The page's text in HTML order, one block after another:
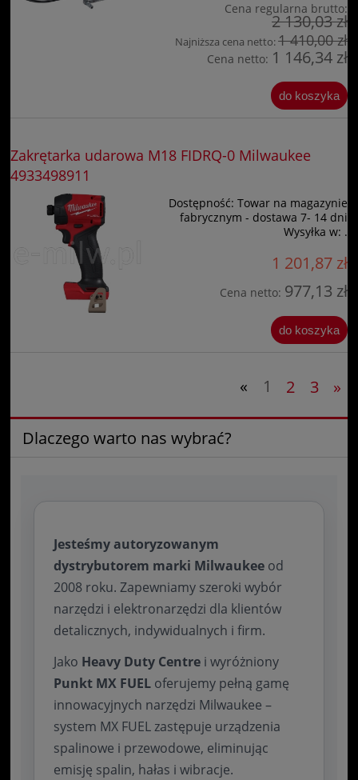
Cena regularna brutto:
2 130,03 zł
Najniższa cena netto:1 410,00 zł
Cena netto: 1 146,34 zł
do koszyka
Zakrętarka udarowa M18 FIDRQ-0 Milwaukee
4933498911
Dostępność: Towar na magazynie
fabrycznym - dostawa 7- 14 dni
Wysyłka w: .
1 201,87 zł
Cena netto: 977,13 zł
do koszyka
« 1 2 3 »
Dlaczego warto nas wybrać?
Jesteśmy autoryzowanym
dystrybutorem marki Milwaukee od
2008 roku. Zapewniamy szeroki wybór
narzędzi i elektronarzędzi dla klientów
detalicznych, indywidualnych i firm.
Jako Heavy Duty Centre i wyróżniony
Punkt MX FUEL oferujemy pełną gamę
innowacyjnych narzędzi Milwaukee –
system MX FUEL zastępuje urządzenia
spalinowe i przewodowe, eliminując
emisję spalin, hałas i wibracje.